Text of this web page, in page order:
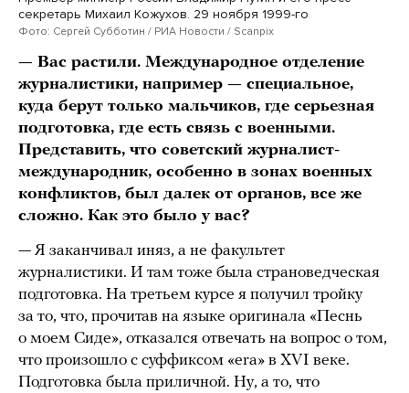
секретарь Михаил Кожухов. 29 ноября 1999-го
Фото: Сергей Субботин / РИА Новости / Scanpix
— Вас растили. Международное отделение
журналистики, например — специальное,
куда берут только мальчиков, где серьезная
подготовка, где есть связь с военными.
Представить, что советский журналист-
международник, особенно в зонах военных
конфликтов, был далек от органов, все же
сложно. Как это было у вас?
— Я заканчивал иняз, а не факультет
журналистики. И там тоже была страноведческая
подготовка. На третьем курсе я получил тройку
за то, что, прочитав на языке оригинала «Песнь
о моем Сиде», отказался отвечать на вопрос о том,
что произошло с суффиксом «era» в XVI веке.
Подготовка была приличной. Ну, а то, что